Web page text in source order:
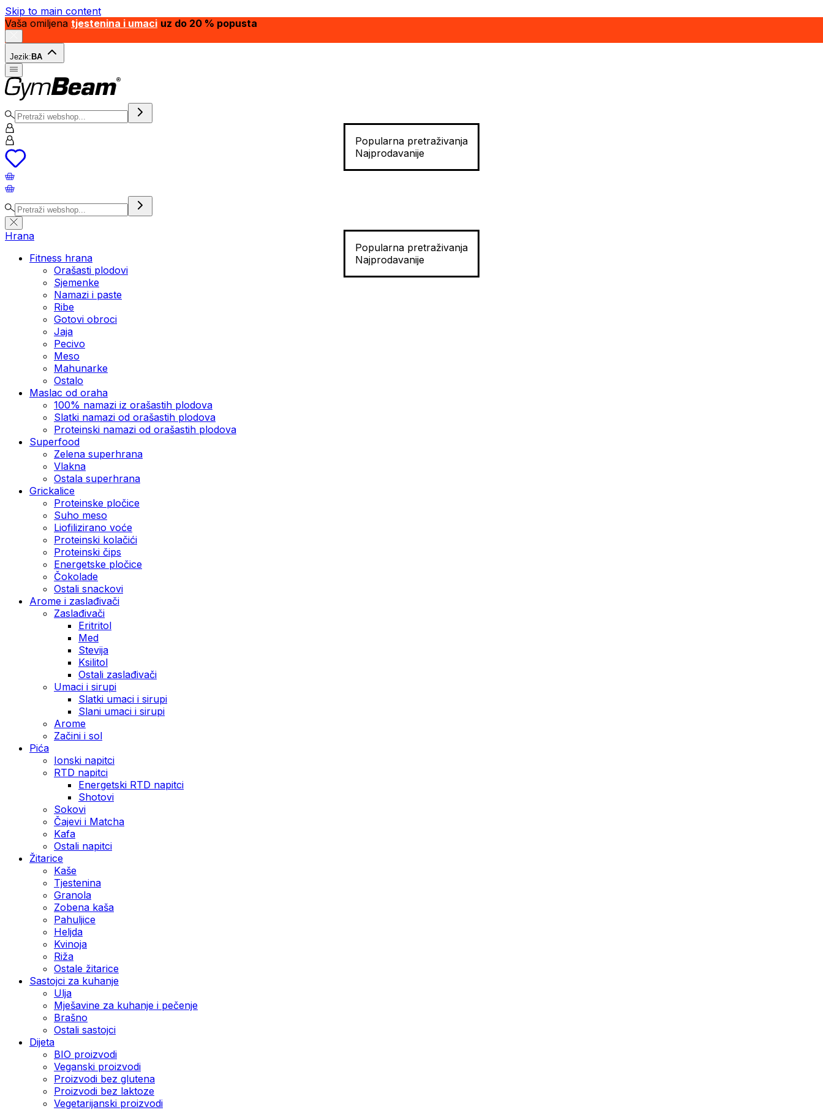
Skip to main content
Vaša omiljena tjestenina i umaci uz do 20 % popusta
Jezik: BA
Popularna pretraživanja
Najprodavanije
Popularna pretraživanja
Najprodavanije
Hrana
Fitness hrana
Orašasti plodovi
Sjemenke
Namazi i paste
Ribe
Gotovi obroci
Jaja
Pecivo
Meso
Mahunarke
Ostalo
Maslac od oraha
100% namazi iz orašastih plodova
Slatki namazi od orašastih plodova
Proteinski namazi od orašastih plodova
Superfood
Zelena superhrana
Vlakna
Ostala superhrana
Grickalice
Proteinske pločice
Suho meso
Liofilizirano voće
Proteinski kolačići
Proteinski čips
Energetske pločice
Čokolade
Ostali snackovi
Arome i zaslađivači
Zaslađivači
Eritritol
Med
Stevija
Ksilitol
Ostali zaslađivači
Umaci i sirupi
Slatki umaci i sirupi
Slani umaci i sirupi
Arome
Začini i sol
Pića
Ionski napitci
RTD napitci
Energetski RTD napitci
Shotovi
Sokovi
Čajevi i Matcha
Kafa
Ostali napitci
Žitarice
Kaše
Tjestenina
Granola
Zobena kaša
Pahuljice
Heljda
Kvinoja
Riža
Ostale žitarice
Sastojci za kuhanje
Ulja
Mješavine za kuhanje i pečenje
Brašno
Ostali sastojci
Dijeta
BIO proizvodi
Veganski proizvodi
Proizvodi bez glutena
Proizvodi bez laktoze
Vegetarijanski proizvodi